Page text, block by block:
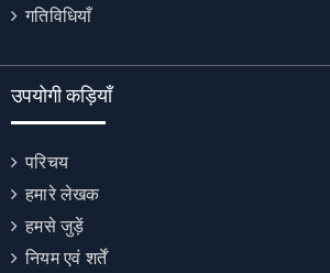
गतिविधियाँ
उपयोगी कड़ियाँ
परिचय
हमारे लेखक
हमसे जुड़ें
नियम एवं शर्तें